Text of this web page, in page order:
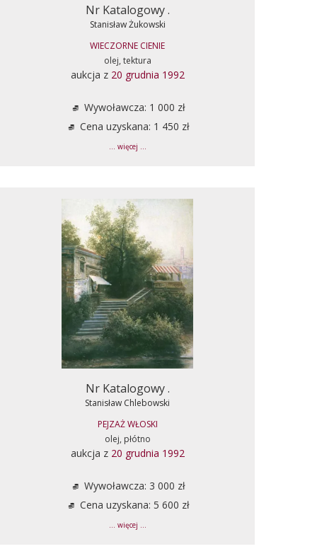
Nr Katalogowy .
Stanisław Żukowski
WIECZORNE CIENIE
olej, tektura
aukcja z 20 grudnia 1992
Wywoławcza: 1 000 zł
Cena uzyskana: 1 450 zł
... więcej ...
Nr Katalogowy .
Stanisław Chlebowski
PEJZAŻ WŁOSKI
olej, płótno
aukcja z 20 grudnia 1992
Wywoławcza: 3 000 zł
Cena uzyskana: 5 600 zł
... więcej ...